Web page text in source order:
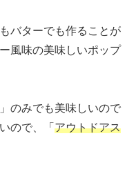
バターでも作ることが
風味の美味しいポップ
のみでも美味しいので
ので、「 アウトドアス